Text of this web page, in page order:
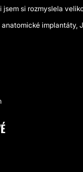
jsem si rozmyslela
implantáty,